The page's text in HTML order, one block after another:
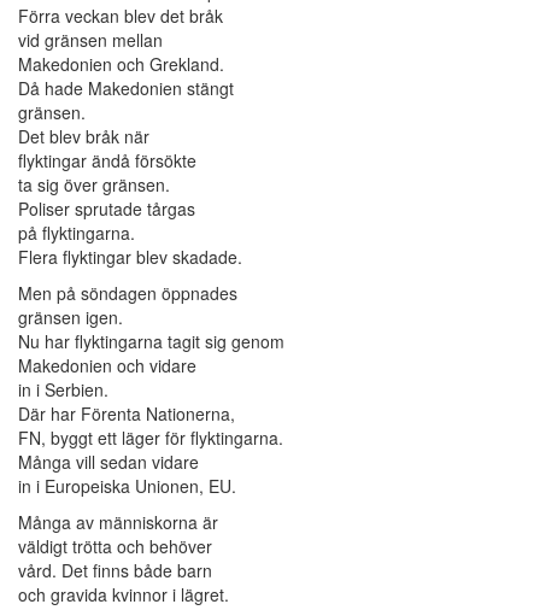
Förra veckan blev det bråk
vid gränsen mellan
Makedonien och Grekland.
Då hade Makedonien stängt
gränsen.
Det blev bråk när
flyktingar ändå försökte
ta sig över gränsen.
Poliser sprutade tårgas
på flyktingarna.
Flera flyktingar blev skadade.
Men på söndagen öppnades
gränsen igen.
Nu har flyktingarna tagit sig genom
Makedonien och vidare
in i Serbien.
Där har Förenta Nationerna,
FN, byggt ett läger för flyktingarna.
Många vill sedan vidare
in i Europeiska Unionen, EU.
Många av människorna är
väldigt trötta och behöver
vård. Det finns både barn
och gravida kvinnor i lägret.